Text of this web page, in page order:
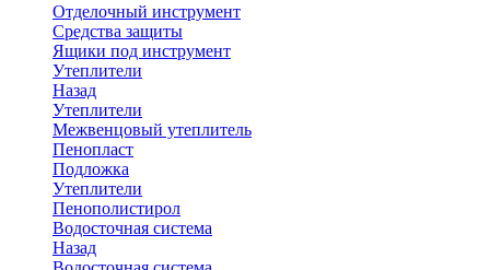
Отделочный инструмент
Средства защиты
Ящики под инструмент
Утеплители
Назад
Утеплители
Межвенцовый утеплитель
Пенопласт
Подложка
Утеплители
Пенополистирол
Водосточная система
Назад